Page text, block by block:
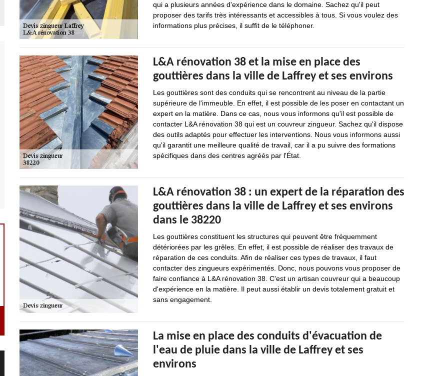
qui a plusieurs années d'expérience dans le domaine. Sachez qu'il peut
proposer des tarifs très intéressants et accessibles à tous. Si vous voulez des
informations plus précises, il suffit de le téléphoner.
L&A rénovation 38 et la mise en place des
gouttières dans la ville de Laffrey et ses environs
Les gouttières sont des conduits qui se rencontrent au niveau de la partie
supérieure de l'immeuble. En effet, il est possible de les poser en contactant un
expert en la matière. Dans ce cas, nous vous informons qu'il est possible de
contacter L&A rénovation 38 qui est un couvreur zingueur. Sachez qu'il dispose
des outils adaptés pour effectuer les interventions. Nous vous informons aussi
qu'il garantit une meilleure qualité de travail, car il a pu suivre des formations
spécifiques dans des centres agréés par l'État.
L&A rénovation 38 : un expert de la réparation des
gouttières dans la ville de Laffrey et ses environs
dans le 38220
Les gouttières constituent les structures qui peuvent être fréquemment
détériorées par les grêles. En effet, il est possible de réaliser des travaux de
réparation de ces conduits. Afin de réaliser ces types de travaux, il faut
contacter des zingueurs expérimentés. Donc, nous pouvons vous proposer de
faire confiance à L&A rénovation 38. C'est un artisan couvreur qui a beaucoup
d'expérience en la matière. Il peut aussi établir un devis totalement gratuit et
sans engagement.
La mise en place des conduits d'évacuation de
l'eau de pluie dans la ville de Laffrey et ses
environs